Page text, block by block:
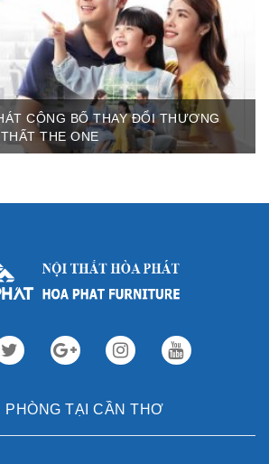
CÔNG BỐ THAY ĐỔI THƯƠNG
THE ONE
PHÒNG TẠI CẦN THƠ